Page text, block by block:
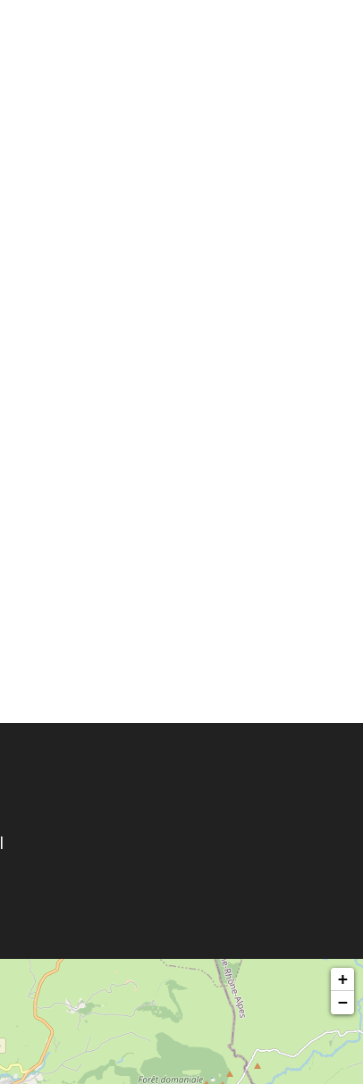
+
−